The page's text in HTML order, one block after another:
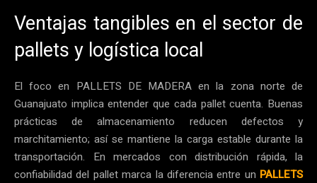
Ventajas tangibles en el sector de
pallets y logística local
El foco en PALLETS DE MADERA en la zona norte de
Guanajuato implica entender que cada pallet cuenta. Buenas
prácticas de almacenamiento reducen defectos y
marchitamiento; así se mantiene la carga estable durante la
transportación. En mercados con distribución rápida, la
confiabilidad del pallet marca la diferencia entre un PALLETS